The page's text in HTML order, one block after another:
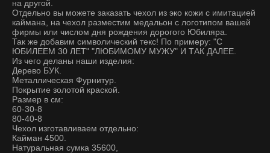
на другой.
Отдельно вы можете заказать чехол из эко кожи с имитацией
каймана, на чехол разместим медальон с логотипом вашей
фирмы или числом дня рождения дорогого Юбиляра.
Так же добавим символический текс! По примеру: "С
ЮБИЛЕЕМ 30 ЛЕТ" "ЛЮБИМОМУ МУЖУ" И ТАК ДАЛЕЕ.
Из чего деланы наши изделия:
Дерево БУК.
Металлическая Фурнитур.
Покрытие золотой краской.
Размер в см:
60-30-8
80-40-8
Чехол изготавливаем отдельно:
Кайман 4500.
Натуральная сумка 35600,